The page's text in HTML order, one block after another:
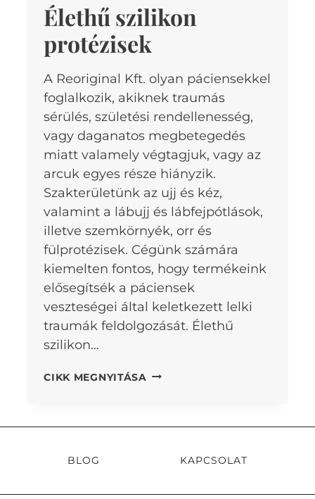
Élethű szilikon
protézisek
A Reoriginal Kft. olyan páciensekkel
foglalkozik, akiknek traumás
sérülés, születési rendellenesség,
vagy daganatos megbetegedés
miatt valamely végtagjuk, vagy az
arcuk egyes része hiányzik.
Szakterületünk az ujj és kéz,
valamint a lábujj és lábfejpótlások,
illetve szemkörnyék, orr és
fülprotézisek. Cégünk számára
kiemelten fontos, hogy termékeink
elősegítsék a páciensek
veszteségei által keletkezett lelki
traumák feldolgozását. Élethű
szilikon…
CIKK MEGNYITÁSA ÉLETHŰ
BLOG KAPCSOLAT